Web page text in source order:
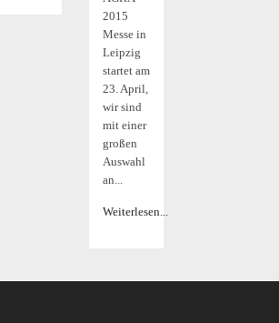
2015
Messe in
Leipzig
startet am
23. April,
wir sind
mit einer
großen
Auswahl
an...
Weiterlesen...